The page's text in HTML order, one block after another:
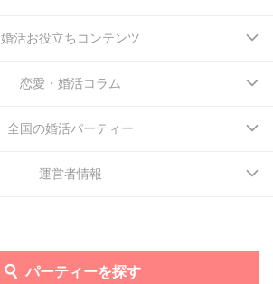
パーティーを探す
婚活お役立ちコンテンツ
恋愛・婚活コラム
全国の婚活パーティー
運営者情報